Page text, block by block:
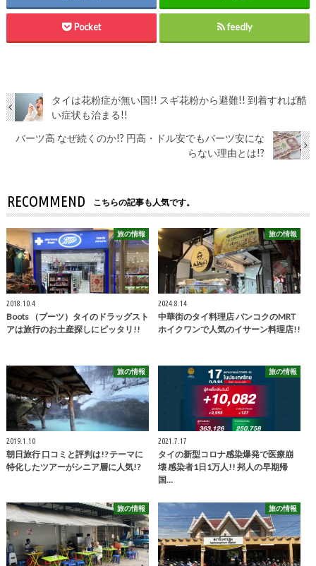
Pocket feedly
タイは花粉症が無い国!! スギ花粉から避難!! 到着すれば酷
い症状も治まる!!
バーツ高 なぜ続くのか!? 円高・ドル安でもバーツ安にな
らない理由とは!?
RECOMMEND こちらの記事も人気です。
旅の情報
2018.10.4
Boots （ブーツ）タイのドラッグスト
アは旅行のお土産探しにピッタリ!!
旅の情報
2024.8.14
中華街のタイ料理店 バンコクのMRT
ホイクワンで人気のイサーン料理店!!
旅の情報
2019.1.10
朝日旅行 口コミと評判は!? テーマに
特化したツアーがシニア層に人気!?
旅の情報
2021.7.17
タイの新型コロナ感染爆発で医療崩
壊 感染者1日1万人!! 邦人の早期帰
国…
旅の情報 旅の情報